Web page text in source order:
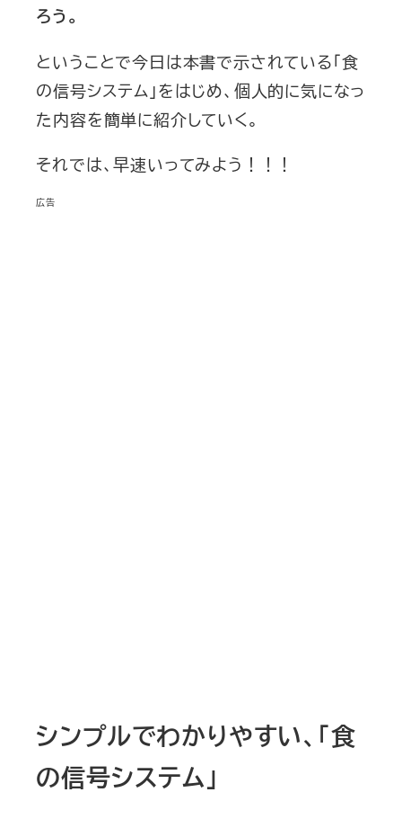
ろう。
ということで今日は本書で示されている「食
の信号システム」をはじめ、個人的に気になっ
た内容を簡単に紹介していく。
それでは、早速いってみよう！！！
広告
シンプルでわかりやすい、「食
の信号システム」